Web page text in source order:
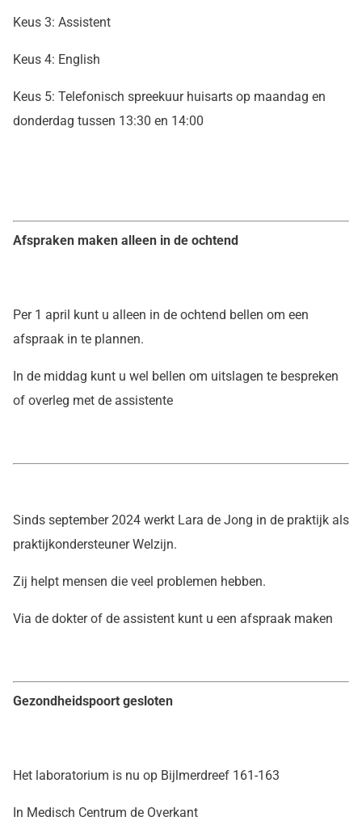
Keus 3: Assistent
Keus 4: English
Keus 5: Telefonisch spreekuur huisarts op maandag en
donderdag tussen 13:30 en 14:00
Afspraken maken alleen in de ochtend
Per 1 april kunt u alleen in de ochtend bellen om een
afspraak in te plannen.
In de middag kunt u wel bellen om uitslagen te bespreken
of overleg met de assistente
Sinds september 2024 werkt Lara de Jong in de praktijk als
praktijkondersteuner Welzijn.
Zij helpt mensen die veel problemen hebben.
Via de dokter of de assistent kunt u een afspraak maken
Gezondheidspoort gesloten
Het laboratorium is nu op Bijlmerdreef 161-163
In Medisch Centrum de Overkant